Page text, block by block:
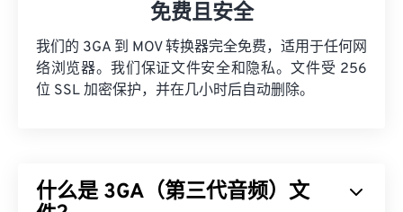
免费且安全
我们的 3GA 到 MOV 转换器完全免费，适用于任何网
络浏览器。我们保证文件安全和隐私。文件受 256
位 SSL 加密保护，并在几小时后自动删除。
什么是 3GA（第三代音频）文